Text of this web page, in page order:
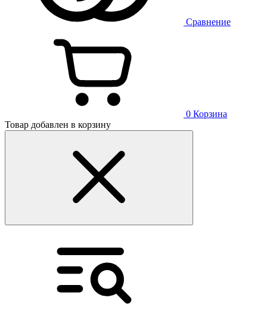
Сравнение
0 Корзина
Товар добавлен в корзину